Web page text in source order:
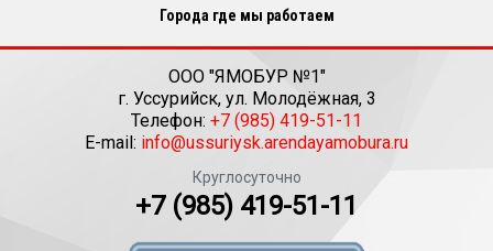
Города где мы работаем
ООО "ЯМОБУР №1"
г. Уссурийск, ул. Молодёжная, 3
Телефон: +7 (985) 419-51-11
E-mail: info@ussuriysk.arendayamobura.ru
Круглосуточно
+7 (985) 419-51-11